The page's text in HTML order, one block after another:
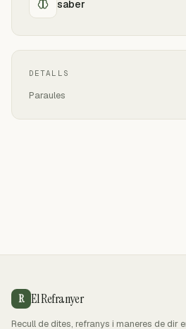
saber
DETALLS
Paraules
R El Refranyer
Recull de dites, refranys i maneres de dir